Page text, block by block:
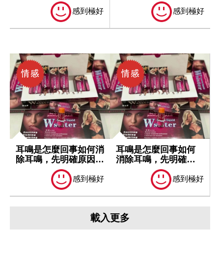
感到極好 感到極好
耳鳴是怎麼回事如何消
除耳鳴，先明確原因再
感到極好
耳鳴是怎麼回事如何
消除耳鳴，先明確原
感到極好
載入更多